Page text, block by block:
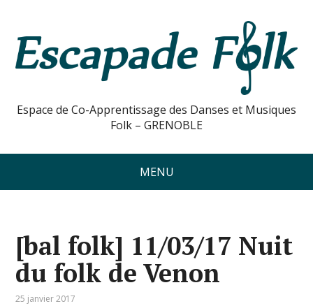
Espace de Co-Apprentissage des Danses et Musiques
Folk – GRENOBLE
MENU
[bal folk] 11/03/17 Nuit
du folk de Venon
25 janvier 2017